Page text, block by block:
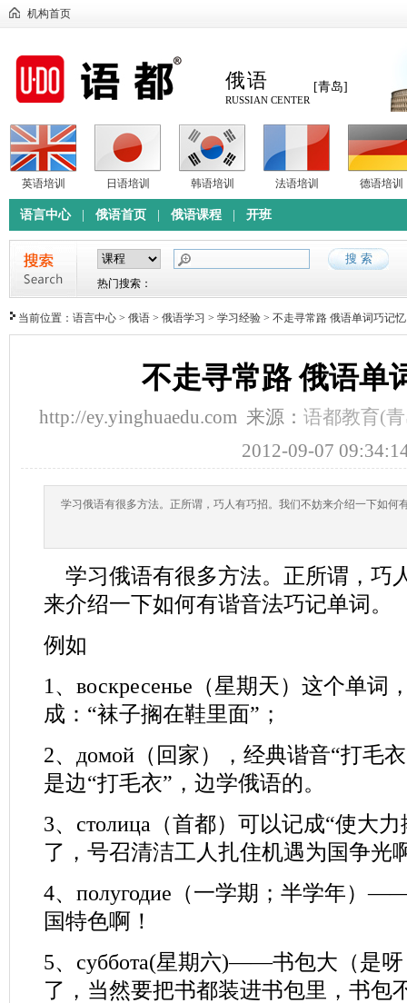
机构首页
俄语
RUSSIAN CENTER
[青岛]
英语培训 日语培训 韩语培训 法语培训 德语培训
语言中心 俄语首页 俄语课程 开班
热门搜索：
当前位置： 语言中心 > 俄语 > 俄语学习 > 学习经验 > 不走寻常路 俄语单词巧记忆
不走寻常路 俄语单
http://ey.yinghuaedu.com 来源： 语都教育(
2012-09-07
学习俄语有很多方法。正所谓，巧人有巧招。我们不妨来介绍一下如何
学习俄语有很多方法。正所谓，巧
来介绍一下如何有谐音法巧记单词。
例如
1、 воскресенье （星期天）这个单词
成：“袜子搁在鞋里面”；
2、 домой （回家），经典谐音“打毛
是边“打毛衣”，边学俄语的。
3、 столица （首都）可以记成“使大
了，号召清洁工人扎住机遇为国争光
4、 полугодие （一学期；半学年）
国特色啊！
5、 суббота(星期六)——书包大（是呀
了，当然要把书都装进书包里，书包